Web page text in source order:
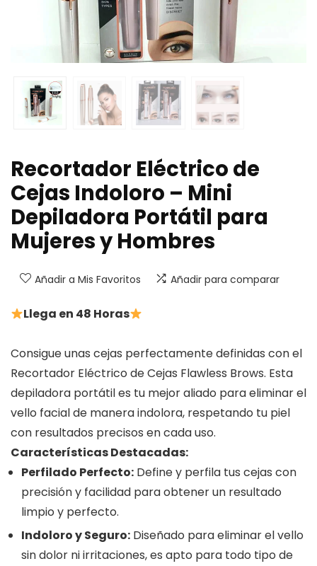
Recortador Eléctrico de
Cejas Indoloro – Mini
Depiladora Portátil para
Mujeres y Hombres
Añadir a Mis Favoritos Añadir para comparar
Llega en 48 Horas
Consigue unas cejas perfectamente definidas con el
Recortador Eléctrico de Cejas Flawless Brows. Esta
depiladora portátil es tu mejor aliado para eliminar el
vello facial de manera indolora, respetando tu piel
con resultados precisos en cada uso.
Características Destacadas:
Perfilado Perfecto: Define y perfila tus cejas con
precisión y facilidad para obtener un resultado
limpio y perfecto.
Indoloro y Seguro: Diseñado para eliminar el vello
sin dolor ni irritaciones, es apto para todo tipo de